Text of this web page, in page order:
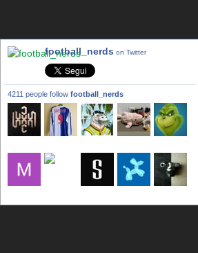
football_nerds on Twitter
4211 people follow football_nerds